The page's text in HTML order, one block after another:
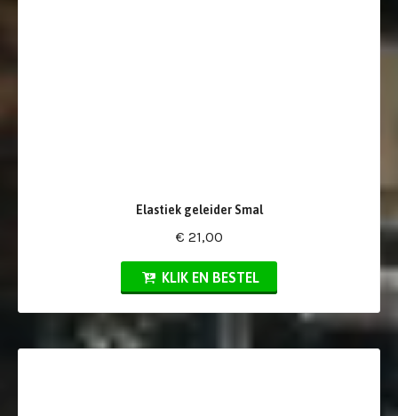
Elastiek geleider Smal
€ 21,00
KLIK EN BESTEL